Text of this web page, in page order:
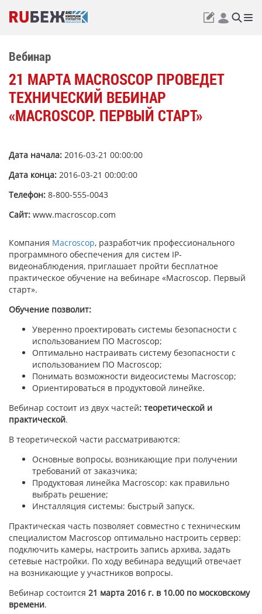
Вебинар
21 МАРТА MACROSCOP ПРОВЕДЕТ
ТЕХНИЧЕСКИЙ ВЕБИНАР
«MACROSCOP. ПЕРВЫЙ СТАРТ»
Дата начала: 2016-03-21 00:00:00
Дата конца: 2016-03-21 00:00:00
Телефон: 8-800-555-0043
Сайт: www.macroscop.com
Компания Macroscop, разработчик профессионального
программного обеспечения для систем IP-
видеонаблюдения, приглашает пройти бесплатное
практическое обучение на вебинаре «Macroscop. Первый
старт».
Обучение позволит:
Уверенно проектировать системы безопасности с
использованием ПО Macroscop;
Оптимально настраивать систему безопасности с
использованием ПО Macroscop;
Понимать возможности видеосистемы Macroscop;
Ориентироваться в продуктовой линейке.
Вебинар состоит из двух частей: теоретической и
практической.
В теоретической части рассматриваются:
Основные вопросы, возникающие при получении
требований от заказчика;
Продуктовая линейка Macroscop: как правильно
выбрать решение;
Инсталляция системы: быстрый запуск.
Практическая часть позволяет совместно с техническим
специалистом Macroscop оптимально настроить сервер:
подключить камеры, настроить запись архива, задать
сетевые настройки. По ходу вебинара ведущий отвечает
на возникающие у участников вопросы.
Вебинар состоится 21 марта 2016 г. в 10.00 по московскому
времени.